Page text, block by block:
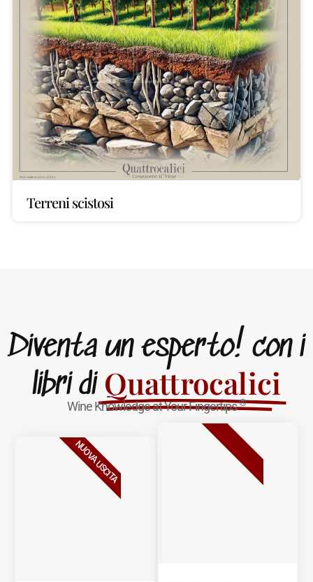
Terreni scistosi
Diventa un esperto! con i
libri di Quattrocalici
Wine Knowledge at Your Fingertips®
NUOVA USCITA BESTSELLER